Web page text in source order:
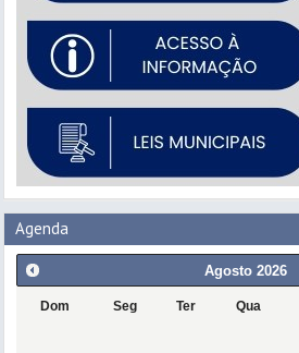
Agenda
Agosto 2026
Dom Seg Ter Qua